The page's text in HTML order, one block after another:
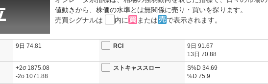
値動きから、株価の水準とは無関係に売り・買いを探ります。
売買シグナルは
内に または で表示されます。
9日 74.81 RCI 9日 91.67
13日 70.88
+2σ 1875.08
-2σ 1071.88
ストキャススロー S%D 34.69
%D 75.9